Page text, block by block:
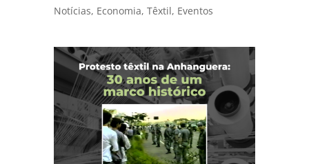
Notícias, Economia,Têxtil, Eventos